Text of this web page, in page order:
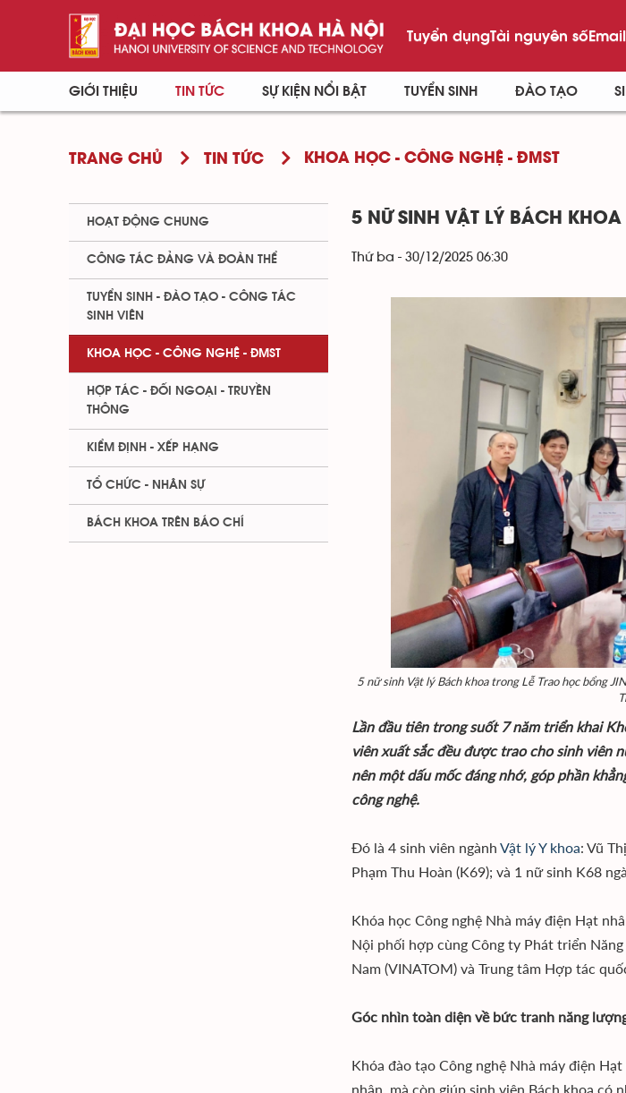
Tuyển dụngTài nguyên sốEmail
GIỚI THIỆU TIN TỨC SỰ KIỆN NỔI BẬT TUYỂN SINH ĐÀO TẠO
TRANG CHỦ TIN TỨC KHOA HỌC - CÔNG NGHỆ - ĐMST
5 NỮ SINH VẬT LÝ BÁCH
Thứ ba - 30/12/2025 06:30
5 nữ sinh Vật lý Bách khoa trong Lễ Trao học bổng
Lần đầu tiên trong suốt 7 năm triển khai
viên xuất sắc đều được trao cho sinh viên
nên một dấu mốc đáng nhớ, góp phần
công nghệ.
Đó là 4 sinh viên ngành Vật lý Y khoa: Vũ
Phạm Thu Hoàn (K69); và 1 nữ sinh K68
Khóa học Công nghệ Nhà máy điện Hạt
Nội phối hợp cùng Công ty Phát triển
Nam (VINATOM) và Trung tâm Hợp tác
Góc nhìn toàn diện về bức tranh năng
Khóa đào tạo Công nghệ Nhà máy điện
nhân, mà còn giúp sinh viên Bách khoa có
HOẠT ĐỘNG CHUNG
CÔNG TÁC ĐẢNG VÀ ĐOÀN THỂ
TUYỂN SINH - ĐÀO TẠO - CÔNG TÁC
SINH VIÊN
KHOA HỌC - CÔNG NGHỆ - ĐMST
HỢP TÁC - ĐỐI NGOẠI - TRUYỀN
THÔNG
KIỂM ĐỊNH - XẾP HẠNG
TỔ CHỨC - NHÂN SỰ
BÁCH KHOA TRÊN BÁO CHÍ